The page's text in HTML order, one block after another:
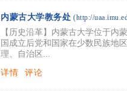
内蒙古大学教务处 (http://
【历史沿革】内蒙古大学位于内
国成立后党和国家在少数民族地
理、自治区...
详情
评论